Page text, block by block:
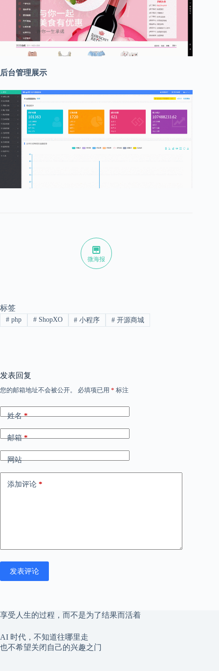
后台管理展示
微海报
标签
#php #ShopXO # 小程序 # 开源商城
发表回复
您的邮箱地址不会被公开。 必填项已用 * 标注
姓名*
邮箱*
网站
添加评论 *
发表评论
享受人生的过程，而不是为了结果而活着
AI 时代，不知道往哪里走
也不希望关闭自己的兴趣之门